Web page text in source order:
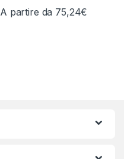
A partire da 75,24€